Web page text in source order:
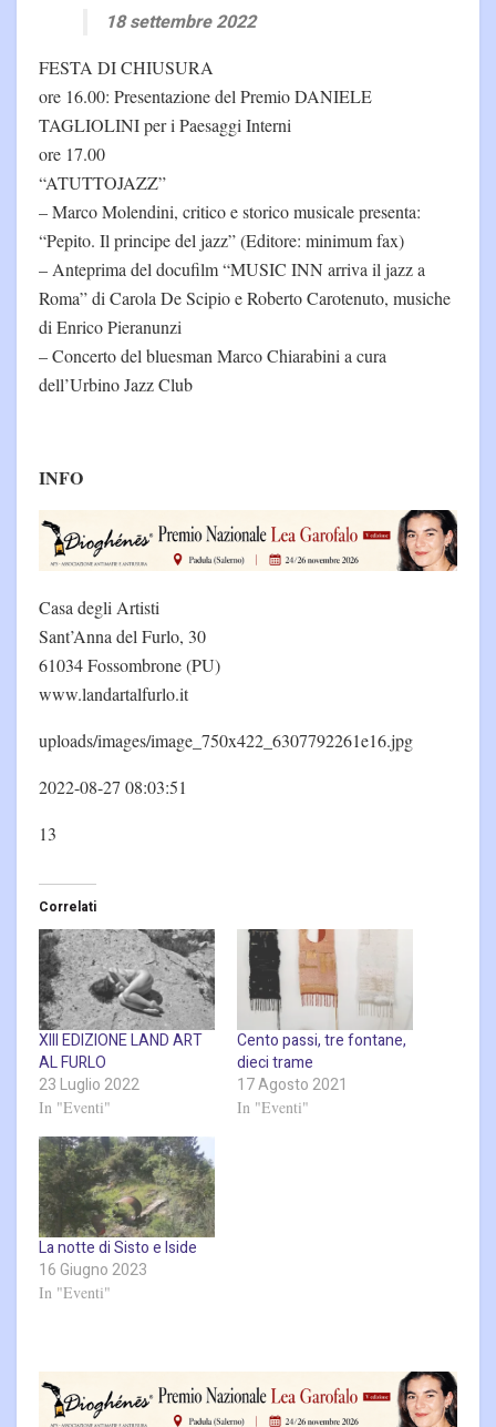
18 settembre 2022
FESTA DI CHIUSURA
ore 16.00: Presentazione del Premio DANIELE
TAGLIOLINI per i Paesaggi Interni
ore 17.00
“ATUTTOJAZZ”
– Marco Molendini, critico e storico musicale presenta:
“Pepito. Il principe del jazz” (Editore: minimum fax)
– Anteprima del docufilm “MUSIC INN arriva il jazz a
Roma” di Carola De Scipio e Roberto Carotenuto, musiche
di Enrico Pieranunzi
– Concerto del bluesman Marco Chiarabini a cura
dell’Urbino Jazz Club
INFO
Casa degli Artisti
Sant’Anna del Furlo, 30
61034 Fossombrone (PU)
www.landartalfurlo.it
uploads/images/image_750x422_6307792261e16.jpg
2022-08-27 08:03:51
13
Correlati
XIII EDIZIONE LAND ART
AL FURLO
23 Luglio 2022
In "Eventi"
Cento passi, tre fontane,
dieci trame
17 Agosto 2021
In "Eventi"
La notte di Sisto e Iside
16 Giugno 2023
In "Eventi"